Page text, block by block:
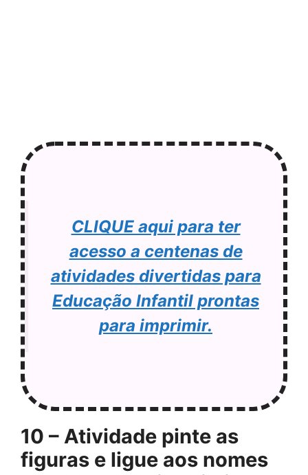
CLIQUE aqui para ter
acesso a centenas de
atividades divertidas para
Educação Infantil prontas
para imprimir.
10 – Atividade pinte as
figuras e ligue aos nomes